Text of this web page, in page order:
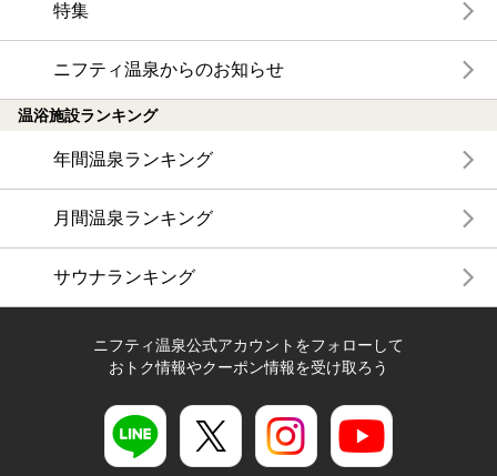
特集
ニフティ温泉からのお知らせ
温浴施設ランキング
年間温泉ランキング
月間温泉ランキング
サウナランキング
ニフティ温泉公式アカウントをフォローして
おトク情報やクーポン情報を受け取ろう